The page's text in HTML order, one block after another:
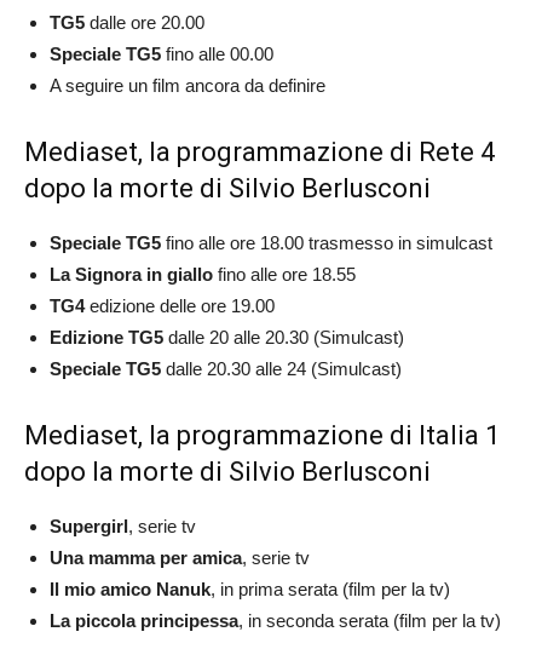
TG5 dalle ore 20.00
Speciale TG5 fino alle 00.00
A seguire un film ancora da definire
Mediaset, la programmazione di Rete 4
dopo la morte di Silvio Berlusconi
Speciale TG5 fino alle ore 18.00 trasmesso in simulcast
La Signora in giallo fino alle ore 18.55
TG4edizione delle ore 19.00
Edizione TG5 dalle 20 alle 20.30 (Simulcast)
Speciale TG5 dalle 20.30 alle 24 (Simulcast)
Mediaset, la programmazione di Italia 1
dopo la morte di Silvio Berlusconi
Supergirl, serie tv
Una mamma per amica, serie tv
Il mio amico Nanuk, in prima serata (film per la tv)
La piccola principessa, in seconda serata (film per la tv)